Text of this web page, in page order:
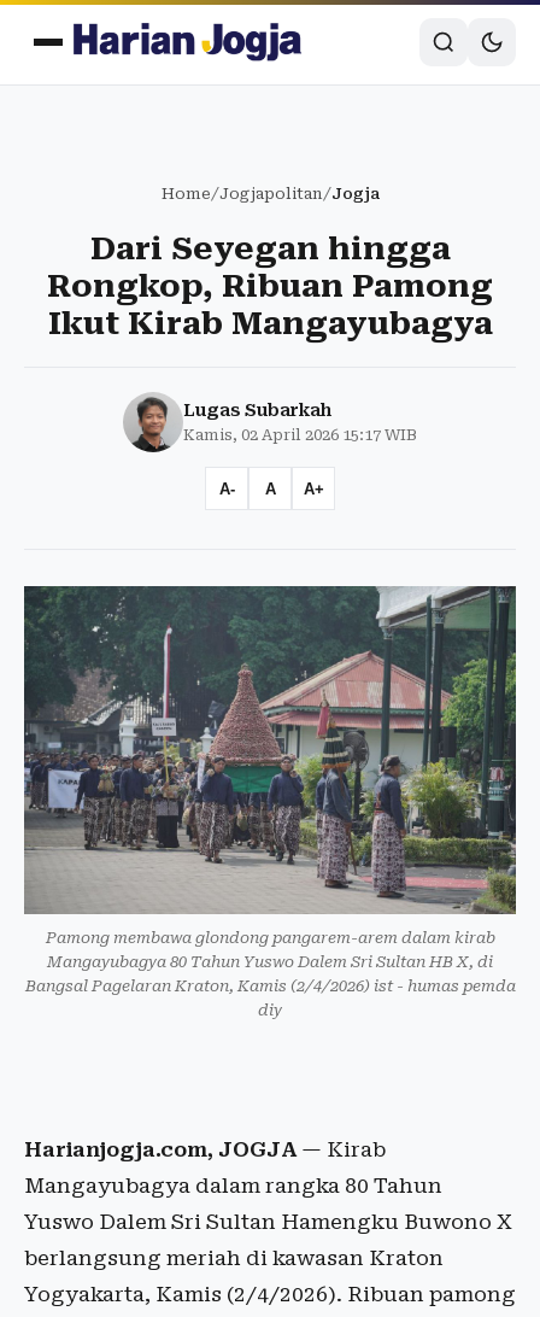
Home/Jogjapolitan/Jogja
Dari Seyegan hingga
Rongkop, Ribuan Pamong
Ikut Kirab Mangayubagya
Lugas Subarkah
Kamis, 02 April 2026 15:17 WIB
A- A A+
Pamong membawa glondong pangarem-arem dalam kirab
Mangayubagya 80 Tahun Yuswo Dalem Sri Sultan HB X, di
Bangsal Pagelaran Kraton, Kamis (2/4/2026) ist - humas pemda
diy
Harianjogja.com, JOGJA— Kirab
Mangayubagya dalam rangka 80 Tahun
Yuswo Dalem Sri Sultan Hamengku Buwono X
berlangsung meriah di kawasan Kraton
Yogyakarta, Kamis (2/4/2026). Ribuan pamong